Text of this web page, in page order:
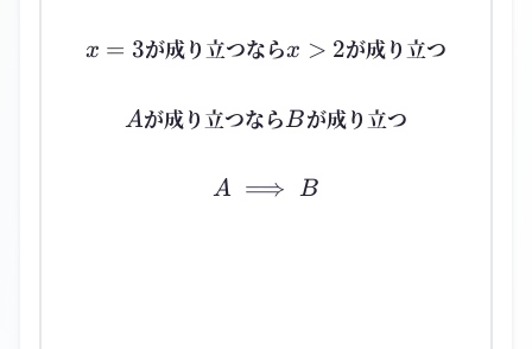
x=3
x = 3が成り立つならx>2
x > 2が成り立つ
A
Aが成り立つなら B
Bが成り立つ
A \implies B
A ⟹ B